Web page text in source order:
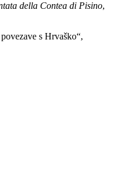
della Contea di Pisino,
s Hrvaško“,